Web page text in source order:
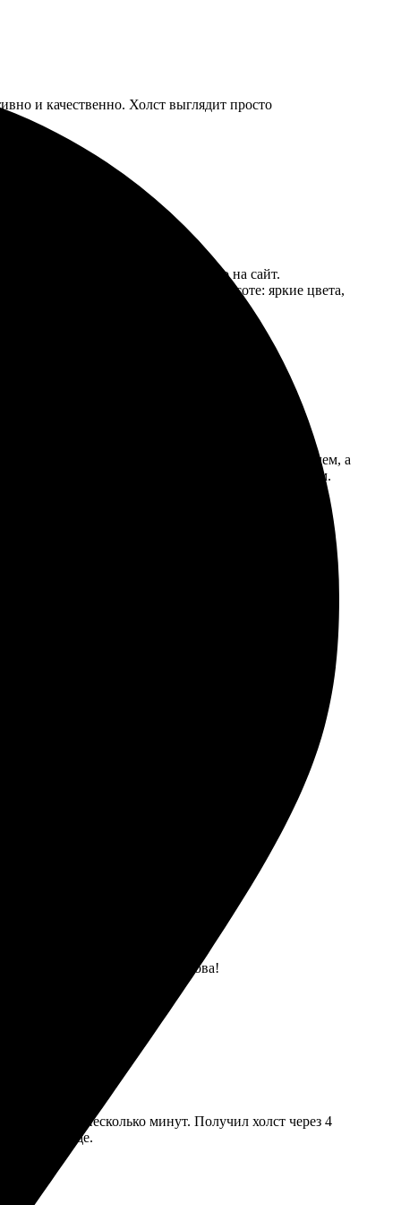
и качественно. Холст выглядит просто
выбрала фото, загрузила его на сайт.
без повреждений. Качество на высоте: яркие цвета,
и интуитивным. Картинка загрузилась без проблем, а
всё дошло целым. Очень довольна результатом.
сайт. Результат превзошёл все ожидания!
руках. Обязательно закажу снова!
заняли несколько минут. Получил холст через 4
закажу еще.